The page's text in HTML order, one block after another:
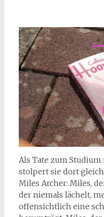
Als Tate zum Studium
stolpert sie dort
Miles Archer: Miles,
der niemals lächelt,
offensichtlich eine